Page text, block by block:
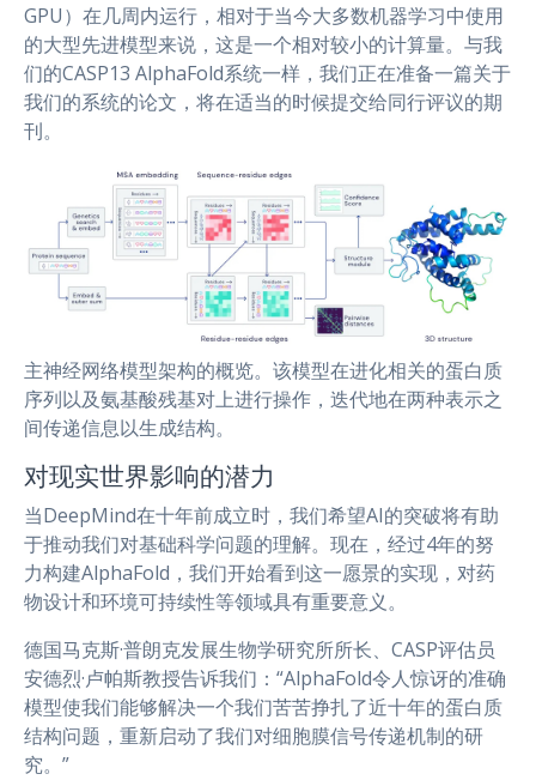
GPU）在几周内运行，相对于当今大多数机器学习中使用
的大型先进模型来说，这是一个相对较小的计算量。与我
们的CASP13 AlphaFold系统一样，我们正在准备一篇关于
我们的系统的论文，将在适当的时候提交给同行评议的期
刊。
主神经网络模型架构的概览。该模型在进化相关的蛋白质
序列以及氨基酸残基对上进行操作，迭代地在两种表示之
间传递信息以生成结构。
对现实世界影响的潜力
当DeepMind在十年前成立时，我们希望AI的突破将有助
于推动我们对基础科学问题的理解。现在，经过4年的努
力构建AlphaFold，我们开始看到这一愿景的实现，对药
物设计和环境可持续性等领域具有重要意义。
德国马克斯·普朗克发展生物学研究所所长、CASP评估员
安德烈·卢帕斯教授告诉我们：“AlphaFold令人惊讶的准确
模型使我们能够解决一个我们苦苦挣扎了近十年的蛋白质
结构问题，重新启动了我们对细胞膜信号传递机制的研
究。”